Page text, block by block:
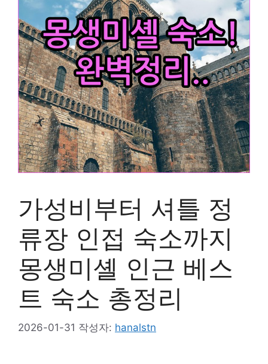
가성비부터 셔틀 정
류장 인접 숙소까지
몽생미셸 인근 베스
트 숙소 총정리
2026-01-31 작성자: hanalstn